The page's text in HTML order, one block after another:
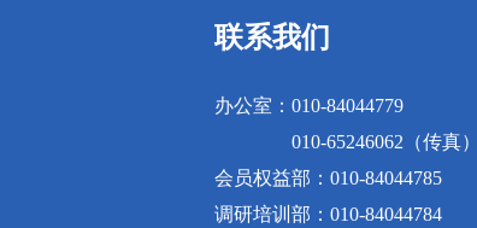
联系我们
办公室：010-84044779
010-65246062（传真）
会员权益部：010-84044785
调研培训部：010-84044784